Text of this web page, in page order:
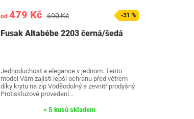
od 479 Kč 690 Kč -31 %
Fusak Altabébe 2203 černá/šedá
Jednoduchost a elegance v jednom. Tento
model Vám zajistí lepší ochranu před větrem
díky krytu na zip Voděodolný a zevnitř prodyšný
Protiskluzové provedení…
> 5 kusů skladem